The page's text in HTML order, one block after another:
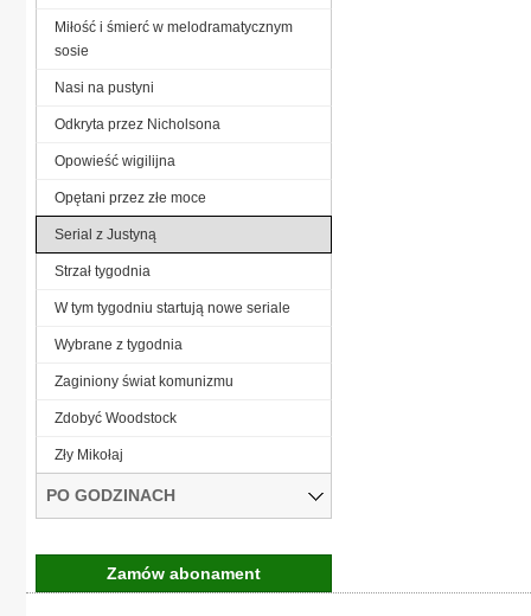
Miłość i śmierć w melodramatycznym
sosie
Nasi na pustyni
Odkryta przez Nicholsona
Opowieść wigilijna
Opętani przez złe moce
Serial z Justyną
Strzał tygodnia
W tym tygodniu startują nowe seriale
Wybrane z tygodnia
Zaginiony świat komunizmu
Zdobyć Woodstock
Zły Mikołaj
PO GODZINACH
Zamów abonament